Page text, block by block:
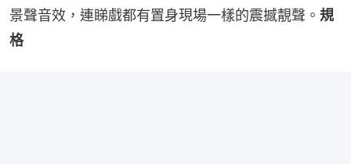
景聲音效，連睇戲都有置身現場一樣的震撼靚聲。 規
格